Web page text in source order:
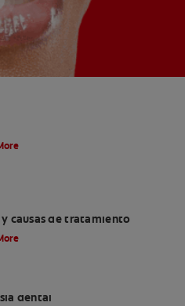
causas de tratamiento
dental